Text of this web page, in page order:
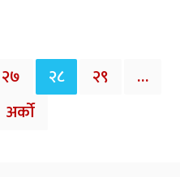
२७ २८ २९
…
अर्को